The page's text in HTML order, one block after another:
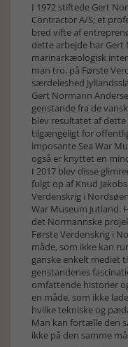
I 1972 stiftede Gert
Contractor A/S; et
bred vifte af
dette arbejde har
marinarkæologisk
man tro, på Første
særdeleshed
Gert Normann
genstande fra de
blev resultatet af
tilgængeligt for
imposante Sea War
også er knyttet en
I 2017 blev disse
fulgt op af Knud
Verdenskrig i
War Museum Jutland.
det Normannske
Første Verdenskrig i
måde, som ikke kan
ganske enkelt mediet
genstandenes
omfattende historier
en måde, som ikke
hvilke tekniske og
Man kan fortælle den
ikke på den samme